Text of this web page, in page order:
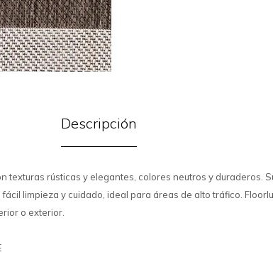
Descripción
texturas rústicas y elegantes, colores neutros y duraderos.
limpieza y cuidado, ideal para áreas de alto tráfico.
o exterior.